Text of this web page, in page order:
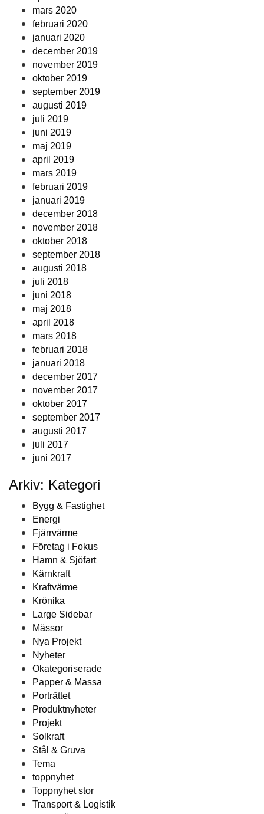
mars 2020
februari 2020
januari 2020
december 2019
november 2019
oktober 2019
september 2019
augusti 2019
juli 2019
juni 2019
maj 2019
april 2019
mars 2019
februari 2019
januari 2019
december 2018
november 2018
oktober 2018
september 2018
augusti 2018
juli 2018
juni 2018
maj 2018
april 2018
mars 2018
februari 2018
januari 2018
december 2017
november 2017
oktober 2017
september 2017
augusti 2017
juli 2017
juni 2017
Arkiv: Kategori
Bygg & Fastighet
Energi
Fjärrvärme
Företag i Fokus
Hamn & Sjöfart
Kärnkraft
Kraftvärme
Krönika
Large Sidebar
Mässor
Nya Projekt
Nyheter
Okategoriserade
Papper & Massa
Porträttet
Produktnyheter
Projekt
Solkraft
Stål & Gruva
Tema
toppnyhet
Toppnyhet stor
Transport & Logistik